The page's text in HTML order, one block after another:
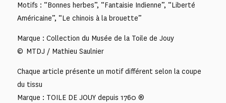
Motifs : “Bonnes herbes”, “Fantaisie Indienne”, “Liberté
Américaine”, “Le chinois à la brouette”
Marque : Collection du Musée de la Toile de Jouy
© MTDJ / Mathieu Saulnier
Chaque article présente un motif différent selon la coupe
du tissu
Marque : TOILE DE JOUY depuis 1760 ®